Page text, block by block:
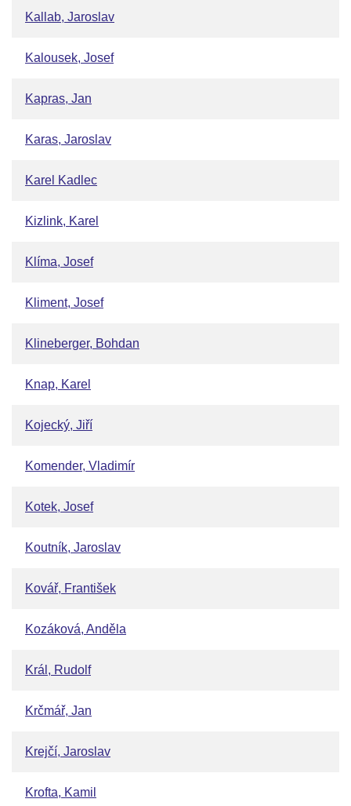
Kallab, Jaroslav
Kalousek, Josef
Kapras, Jan
Karas, Jaroslav
Karel Kadlec
Kizlink, Karel
Klíma, Josef
Kliment, Josef
Klineberger, Bohdan
Knap, Karel
Kojecký, Jiří
Komender, Vladimír
Kotek, Josef
Koutník, Jaroslav
Kovář, František
Kozáková, Anděla
Král, Rudolf
Krčmář, Jan
Krejčí, Jaroslav
Krofta, Kamil